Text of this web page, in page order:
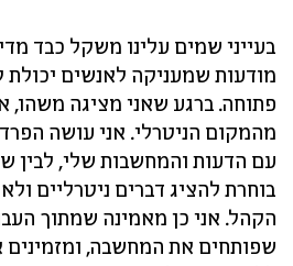
בעייני שמים עלינו משקל כבד
מודעות שמעניקה לאנשים יכולת
פתוחה. ברגע שאני מציגה משהו,
מהמקום הניטרלי. אני עושה
עם הדעות והמחשבות שלי, לבין
בוחרת להציג דברים ניטרליים
הקהל. אני כן מאמינה שמתוך
שפותחים את המחשבה,